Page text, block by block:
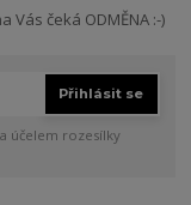
čeká ODMĚNA :-)
Přihlásit se
účelem rozesílky